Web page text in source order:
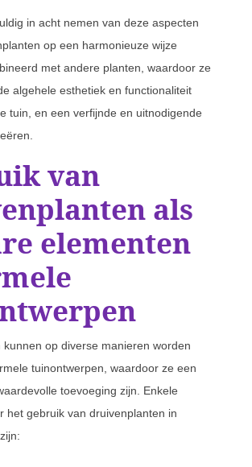
in acht nemen van deze aspecten
op een harmonieuze wijze
met andere planten, waardoor ze
algehele esthetiek en functionaliteit
tuin, en een verfijnde en uitnodigende
van
als
elementen
kunnen op diverse manieren worden
tuinontwerpen, waardoor ze een
toevoeging zijn. Enkele
het gebruik van druivenplanten in